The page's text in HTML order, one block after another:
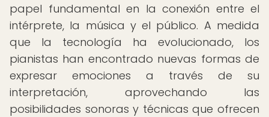
papel fundamental en la conexión entre el
intérprete, la música y el público. A medida
que la tecnología ha evolucionado, los
pianistas han encontrado nuevas formas de
expresar emociones a través de su
interpretación, aprovechando las
posibilidades sonoras y técnicas que ofrecen